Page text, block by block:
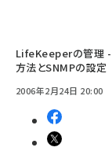
LifeKeeperの管理
方法とSNMPの設定
2006年2月24日 20:00